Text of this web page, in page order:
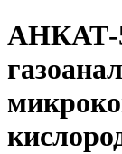
АНКАТ-